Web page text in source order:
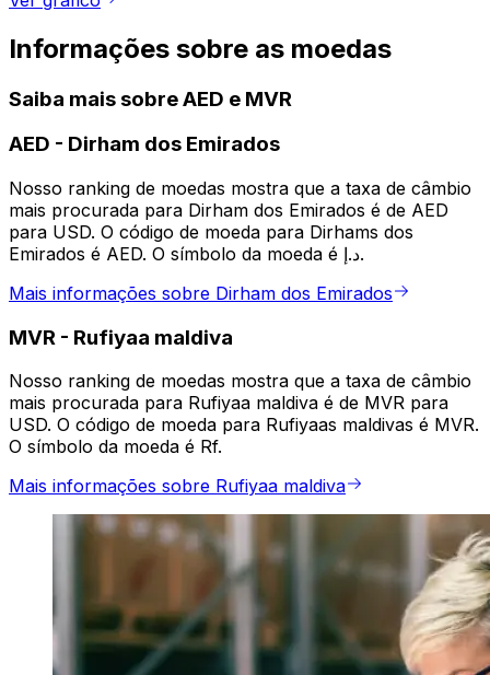
Informações sobre as moedas
Saiba mais sobre AED e MVR
AED - Dirham dos Emirados
Nosso ranking de moedas mostra que a taxa de câmbio
mais procurada para Dirham dos Emirados é de AED
para USD. O código de moeda para Dirhams dos
Emirados é AED. O símbolo da moeda é د.إ.
Mais informações sobre Dirham dos Emirados
MVR - Rufiyaa maldiva
Nosso ranking de moedas mostra que a taxa de câmbio
mais procurada para Rufiyaa maldiva é de MVR para
USD. O código de moeda para Rufiyaas maldivas é MVR.
O símbolo da moeda é Rf.
Mais informações sobre Rufiyaa maldiva